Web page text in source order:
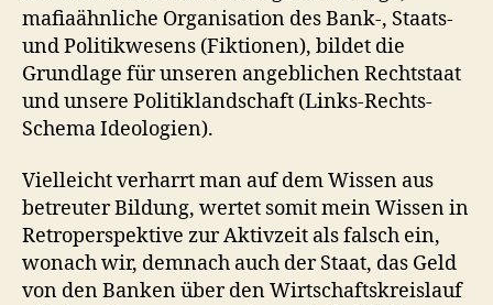
mafiaähnliche Organisation des Bank-, Staats-
und Politikwesens (Fiktionen), bildet die
Grundlage für unseren angeblichen Rechtstaat
und unsere Politiklandschaft (Links-Rechts-
Schema Ideologien).
Vielleicht verharrt man auf dem Wissen aus
betreuter Bildung, wertet somit mein Wissen in
Retroperspektive zur Aktivzeit als falsch ein,
wonach wir, demnach auch der Staat, das Geld
von den Banken über den Wirtschaftskreislauf